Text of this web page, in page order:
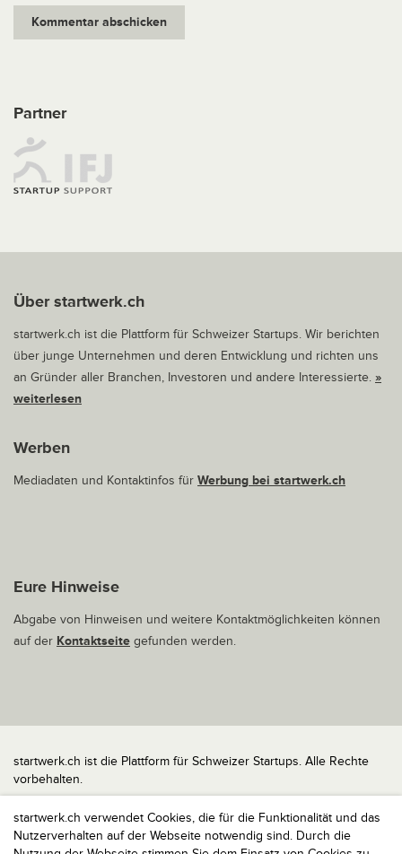
startwerk.ch verwendet Cookies, die für die Funktionalität und das
Nutzerverhalten auf der Webseite notwendig sind. Durch die
Partner
Über startwerk.ch
startwerk.ch ist die Plattform für Schweizer Startups. Wir berichten
über junge Unternehmen und deren Entwicklung und richten uns
an Gründer aller Branchen, Investoren und andere Interessierte. »
weiterlesen
Werben
Mediadaten und Kontaktinfos für Werbung bei startwerk.ch
Eure Hinweise
Abgabe von Hinweisen und weitere Kontaktmöglichkeiten können
auf der Kontaktseite gefunden werden.
startwerk.ch ist die Plattform für Schweizer Startups. Alle Rechte
vorbehalten.
Impressum
Kontakt
nach oben